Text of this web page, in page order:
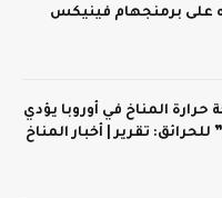
على برمنجهام فينيكس
حرارة المناخ في أوروبا يؤدي
تقرير | أخبار المناخ